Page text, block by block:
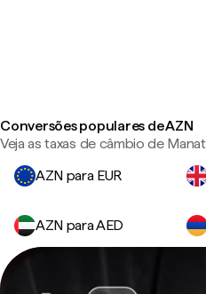
Conversões populares de AZN
Veja as taxas de câmbio de
AZN para EUR
AZN para AED